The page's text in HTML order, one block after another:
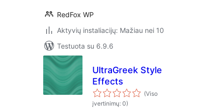
RedFox WP
Aktyvių instaliacijų: Mažiau nei 10
Testuota su 6.9.6
UltraGreek Style
Effects
(Viso
įvertinimų: 0)